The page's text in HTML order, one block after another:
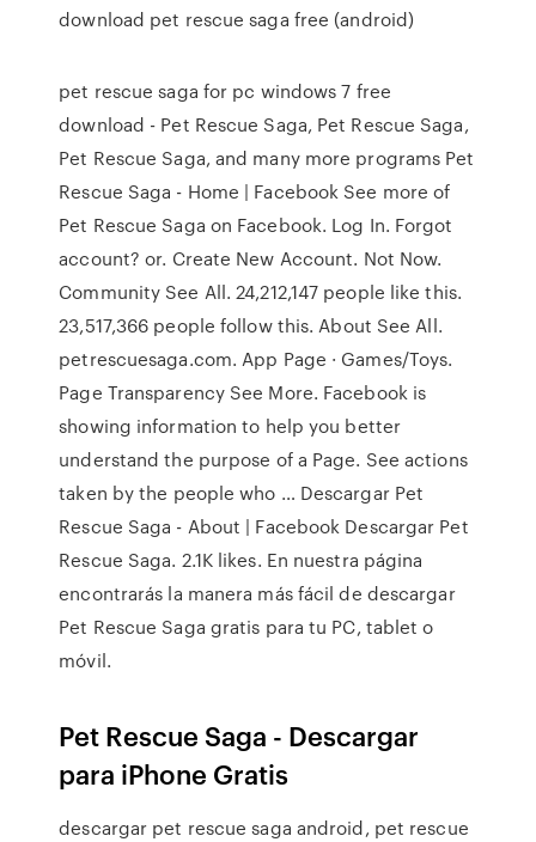
download pet rescue saga free (android)
pet rescue saga for pc windows 7 free
download - Pet Rescue Saga, Pet Rescue Saga,
Pet Rescue Saga, and many more programs Pet
Rescue Saga - Home | Facebook See more of
Pet Rescue Saga on Facebook. Log In. Forgot
account? or. Create New Account. Not Now.
Community See All. 24,212,147 people like this.
23,517,366 people follow this. About See All.
petrescuesaga.com. App Page · Games/Toys.
Page Transparency See More. Facebook is
showing information to help you better
understand the purpose of a Page. See actions
taken by the people who … Descargar Pet
Rescue Saga - About | Facebook Descargar Pet
Rescue Saga. 2.1K likes. En nuestra página
encontrarás la manera más fácil de descargar
Pet Rescue Saga gratis para tu PC, tablet o
móvil.
Pet Rescue Saga - Descargar
para iPhone Gratis
descargar pet rescue saga android, pet rescue